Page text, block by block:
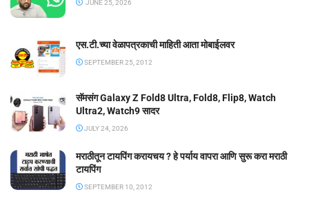
JUNE 25, 2026
एस.टी.च्या वेळापत्रकाची माहिती आता मोबाईलवर
SEPTEMBER 25, 2012
सॅमसंग Galaxy Z Fold8 Ultra, Fold8, Flip8, Watch
Ultra2, Watch9 सादर
JULY 24, 2026
मराठीतून टायपिंग करायचय ? हे पर्याय वापरा आणि सुरू करा मराठी
टायपिंग
SEPTEMBER 10, 2012